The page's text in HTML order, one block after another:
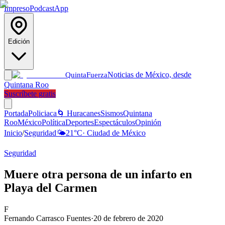
ImpresoPodcastApp
Edición
QuintaFuerzaNoticias de México, desde
Quintana Roo
Suscríbete gratis
PortadaPoliciaca 🌀 HuracanesSismosQuintana
RooMéxicoPolíticaDeportesEspectáculosOpinión
Inicio/Seguridad🌤️21°C· Ciudad de México
Seguridad
Muere otra persona de un infarto en
Playa del Carmen
F
Fernando Carrasco Fuentes·20 de febrero de 2020